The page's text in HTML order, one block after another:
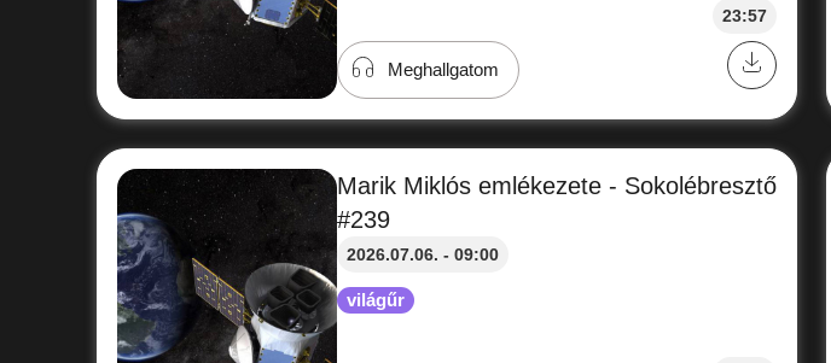
23:57
Meghallgatom
Marik Miklós emlékezete - Sokolébresztő
#239
2026.07.06. - 09:00
világűr